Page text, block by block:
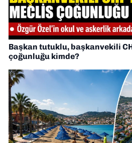
Başkan tutuklu, başkanvekili
çoğunluğu kimde?